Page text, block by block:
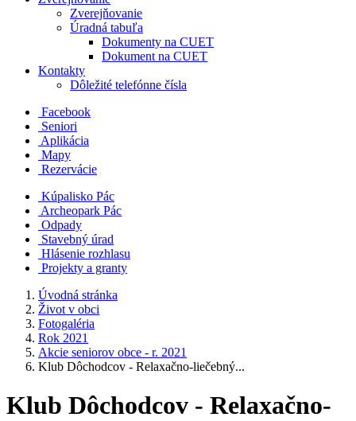
Zverejňovanie
Úradná tabuľa
Dokumenty na CUET
Dokument na CUET
Kontakty
Dôležité telefónne čísla
Facebook
Seniori
Aplikácia
Mapy
Rezervácie
Kúpalisko Pác
Archeopark Pác
Odpady
Stavebný úrad
Hlásenie rozhlasu
Projekty a granty
Úvodná stránka
Život v obci
Fotogaléria
Rok 2021
Akcie seniorov obce - r. 2021
Klub Dôchodcov - Relaxačno-liečebný...
Klub Dôchodcov - Relaxačno-